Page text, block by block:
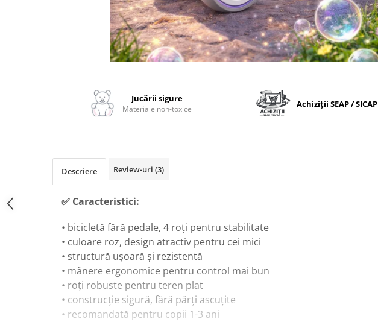
Carti cu Apa & Reutilizabile
Balansoare & Covorase de Joaca
Depozitare & Organizare Jucarii
Trotinete & Triciclete pentru Copii
Joaca de Vara & Apa
Piscina & Joaca cu Apa
Colaci & Saltele Gonflabile
Jucarii pentru Plaja
Joaca in Aer Liber
Toate Jucariile pentru Copii
Jucarii Educative & Invatare
Jucarii Interactive & Sensoriale
Jucarii pentru Bebe (0–2 ani)
Jucării sigure
Materiale non-toxice Achiziții SEAP / SICAP
Descriere Review-uri (3)
✅ Caracteristici:
• bicicletă fără pedale, 4 roți pentru stabilitate
• culoare roz, design atractiv pentru cei mici
• structură ușoară și rezistentă
• mânere ergonomice pentru control mai bun
• roți robuste pentru teren plat
• construcție sigură, fără părți ascuțite
• recomandată pentru copii 1-3 ani